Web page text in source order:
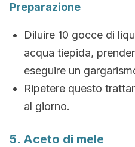
Preparazione
Diluire 10 gocce di
acqua tiepida,
eseguire un
Ripetere questo
al giorno.
5. Aceto di mele